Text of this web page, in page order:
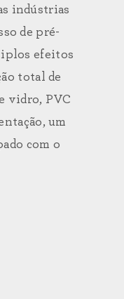
indústrias
de pré-
efeitos
total de
vidro, PVC
um
com o